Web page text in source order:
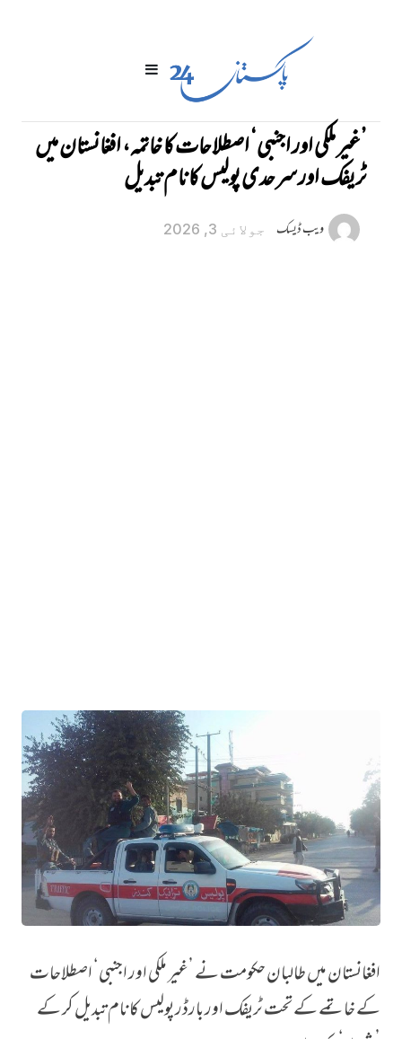
’غیر ملکی اور اجنبی‘ اصطلاحات کا خاتمہ، افغانستان میں
ٹریفک اور سرحدی پولیس کا نام تبدیل
ویب ڈیسک جولائی 3, 2026
’غیر ملکی اور اجنبی‘ اصطلاحات کا خاتمہ، افغانستان میں ٹریفک اور
افغانستان میں طالبان حکومت نے ’غیر ملکی اور اجنبی‘ اصطلاحات
کے خاتمے کے تحت ٹریفک اور بارڈر پولیس کا نام تبدیل کر کے